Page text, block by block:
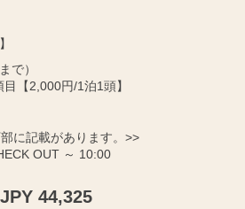
で）
【2,000円/1泊1頭】
に記載があります。>>
OUT ～ 10:00
JPY 44,325